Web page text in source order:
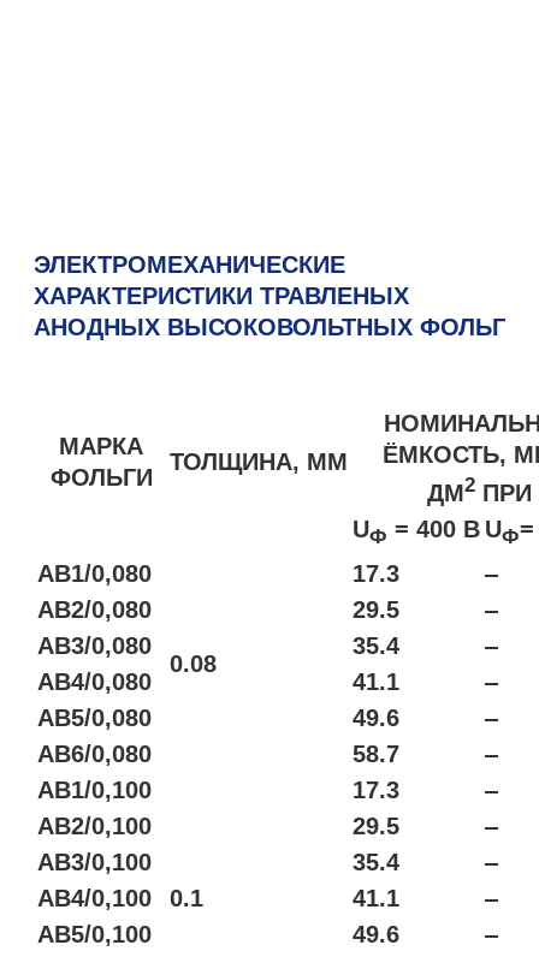
ЭЛЕКТРОМЕХАНИЧЕСКИЕ
ХАРАКТЕРИСТИКИ ТРАВЛЕНЫХ
АНОДНЫХ ВЫСОКОВОЛЬТНЫХ ФОЛЬГ
МАРКА
ФОЛЬГИ
ТОЛЩИНА, ММ
ЁМКОСТЬ,
ДМ2ПРИ
UФ = 400 В UФ
АВ1/0,080
0.08
17.3
‒
АВ2/0,080
29.5
‒
АВ3/0,080
35.4
‒
АВ4/0,080
41.1
‒
АВ5/0,080
49.6
‒
АВ6/0,080
58.7
‒
АВ1/0,100
0.1
17.3
‒
АВ2/0,100
29.5
‒
АВ3/0,100
35.4
‒
АВ4/0,100
41.1
‒
АВ5/0,100
49.6
‒